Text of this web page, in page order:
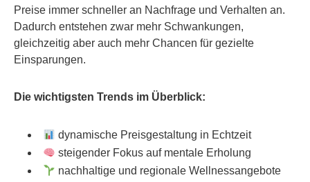
Preise immer schneller an Nachfrage und Verhalten an.
Dadurch entstehen zwar mehr Schwankungen,
gleichzeitig aber auch mehr Chancen für gezielte
Einsparungen.
Die wichtigsten Trends im Überblick:
dynamische Preisgestaltung in Echtzeit
steigender Fokus auf mentale Erholung
nachhaltige und regionale Wellnessangebote